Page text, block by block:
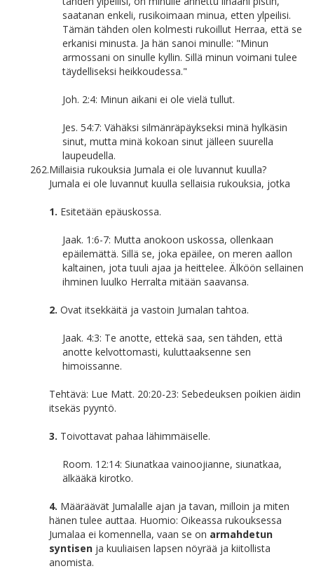
saatanan enkeli, rusikoimaan minua, etten ylpeilisi.
Tämän tähden olen kolmesti rukoillut Herraa, että se
erkanisi minusta. Ja hän sanoi minulle: "Minun
armossani on sinulle kyllin. Sillä minun voimani tulee
täydelliseksi heikkoudessa."
Joh. 2:4: Minun aikani ei ole vielä tullut.
Jes. 54:7: Vähäksi silmänräpäykseksi minä hylkäsin
sinut, mutta minä kokoan sinut jälleen suurella
laupeudella.
262.Millaisia rukouksia Jumala ei ole luvannut kuulla?
Jumala ei ole luvannut kuulla sellaisia rukouksia, jotka
1. Esitetään epäuskossa.
Jaak. 1:6-7: Mutta anokoon uskossa, ollenkaan
epäilemättä. Sillä se, joka epäilee, on meren aallon
kaltainen, jota tuuli ajaa ja heittelee. Älköön sellainen
ihminen luulko Herralta mitään saavansa.
2. Ovat itsekkäitä ja vastoin Jumalan tahtoa.
Jaak. 4:3: Te anotte, ettekä saa, sen tähden, että
anotte kelvottomasti, kuluttaaksenne sen
himoissanne.
Tehtävä: Lue Matt. 20:20-23: Sebedeuksen poikien äidin
itsekäs pyyntö.
3. Toivottavat pahaa lähimmäiselle.
Room. 12:14: Siunatkaa vainoojianne, siunatkaa,
älkääkä kirotko.
4. Määräävät Jumalalle ajan ja tavan, milloin ja miten
hänen tulee auttaa. Huomio: Oikeassa rukouksessa
Jumalaa ei komennella, vaan se on armahdetun
syntisen ja kuuliaisen lapsen nöyrää ja kiitollista
anomista.